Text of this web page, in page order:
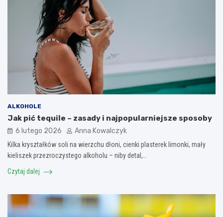
ALKOHOLE
Jak pić tequile – zasady i najpopularniejsze sposoby
6 lutego 2026 Anna Kowalczyk
Kilka kryształków soli na wierzchu dłoni, cienki plasterek limonki, mały
kieliszek przezroczystego alkoholu – niby detal,…
Czytaj dalej